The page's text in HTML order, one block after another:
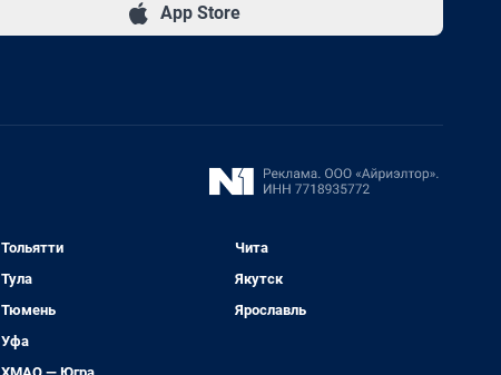
App Store
Тольятти
Тула
Тюмень
Уфа
Чита
Якутск
Ярославль